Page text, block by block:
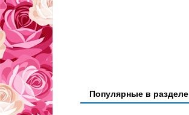
Популярные в разделе